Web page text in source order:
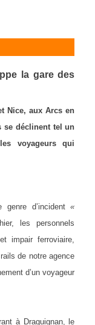
la gare des
Nice, aux Arcs en
se déclinent tel un
voyageurs qui
genre d’incident«
les personnels
impair ferroviaire,
de notre agence
d’un voyageur
à Draguignan, le